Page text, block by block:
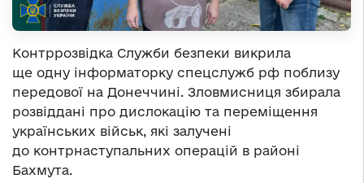
Контррозвідка Служби безпеки викрила
ще одну інформаторку спецслужб рф поблизу
передової на Донеччині. Зловмисниця збирала
розвіддані про дислокацію та переміщення
українських військ, які залучені
до контрнаступальних операцій в районі
Бахмута.